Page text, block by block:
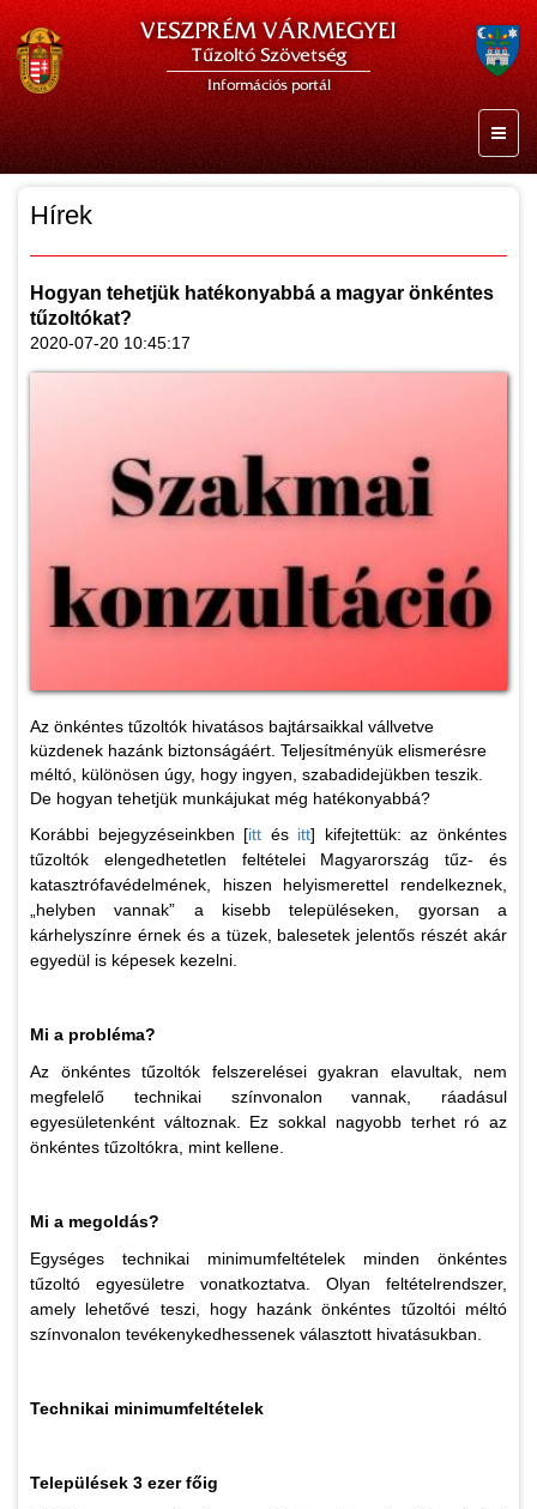
VESZPRÉM VÁRMEGYEI
Tűzoltó Szövetség
Információs portál
Hírek
Hogyan tehetjük hatékonyabbá a magyar önkéntes
tűzoltókat?
2020-07-20 10:45:17
Az önkéntes tűzoltók hivatásos bajtársaikkal vállvetve
küzdenek hazánk biztonságáért. Teljesítményük elismerésre
méltó, különösen úgy, hogy ingyen, szabadidejükben teszik.
De hogyan tehetjük munkájukat még hatékonyabbá?
Korábbi bejegyzéseinkben [itt és itt] kifejtettük: az önkéntes
tűzoltók elengedhetetlen feltételei Magyarország tűz- és
katasztrófavédelmének, hiszen helyismerettel rendelkeznek,
„helyben vannak” a kisebb településeken, gyorsan a
kárhelyszínre érnek és a tüzek, balesetek jelentős részét akár
egyedül is képesek kezelni.
Mi a probléma?
Az önkéntes tűzoltók felszerelései gyakran elavultak, nem
megfelelő technikai színvonalon vannak, ráadásul
egyesületenként változnak. Ez sokkal nagyobb terhet ró az
önkéntes tűzoltókra, mint kellene.
Mi a megoldás?
Egységes technikai minimumfeltételek minden önkéntes
tűzoltó egyesületre vonatkoztatva. Olyan feltételrendszer,
amely lehetővé teszi, hogy hazánk önkéntes tűzoltói méltó
színvonalon tevékenykedhessenek választott hivatásukban.
Technikai minimumfeltételek
Települések 3 ezer főig